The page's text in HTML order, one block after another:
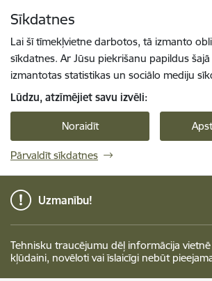
Sīkdatnes
Lai šī tīmekļvietne darbotos, tā izmanto
sīkdatnes. Ar Jūsu piekrišanu papildus
izmantotas statistikas un sociālo mediju
Lūdzu, atzīmējiet savu izvēli:
Noraidīt
Pārvaldīt sīkdatnes
Uzmanību!
Tehnisku traucējumu dēļ informācija
kļūdaini, novēloti vai īslaicīgi nebūt